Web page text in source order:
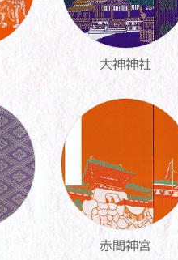
大神神社
赤間神宮